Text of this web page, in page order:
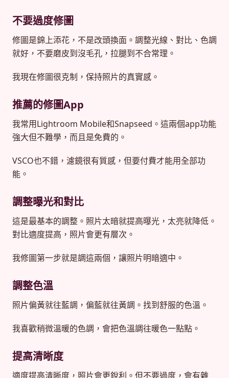
不要過度修圖
修圖是錦上添花，不是改頭換面。調整光線、對比、色調
就好，不要磨皮到沒毛孔，拉腿到不合常理。
我現在修圖很克制，保持照片的真實感。
推薦的修圖App
我常用Lightroom Mobile和Snapseed。這兩個app功能
強大但不難學，而且是免費的。
VSCO也不錯，濾鏡很有質感，但要付費才能用全部功
能。
調整曝光和對比
這是最基本的調整。照片太暗就提高曝光，太亮就降低。
對比適度提高，照片會更有層次。
我修圖第一步就是調這兩個，讓照片明暗適中。
調整色溫
照片偏黃就往藍調，偏藍就往黃調。找到舒服的色溫。
我喜歡稍微溫暖的色調，會把色溫調往暖色一點點。
提高清晰度
適度提高清晰度，照片會更銳利。但不要過度，會有雜